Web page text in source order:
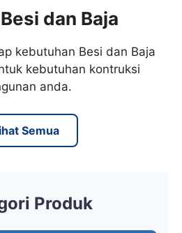
dan Baja
kebutuhan Besi dan Baja
kebutuhan kontruksi
anda.
Semua
Produk